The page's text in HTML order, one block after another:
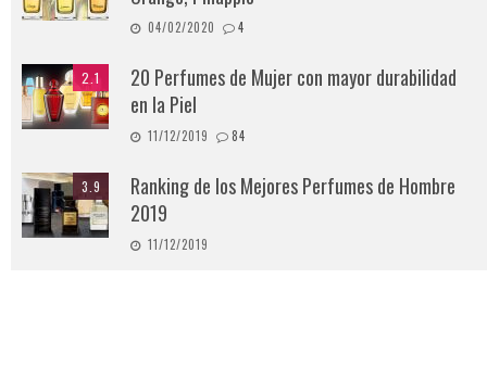
04/02/2020 4
2.1
20 Perfumes de Mujer con mayor durabilidad
en la Piel
11/12/2019 84
3.9
Ranking de los Mejores Perfumes de Hombre
2019
11/12/2019